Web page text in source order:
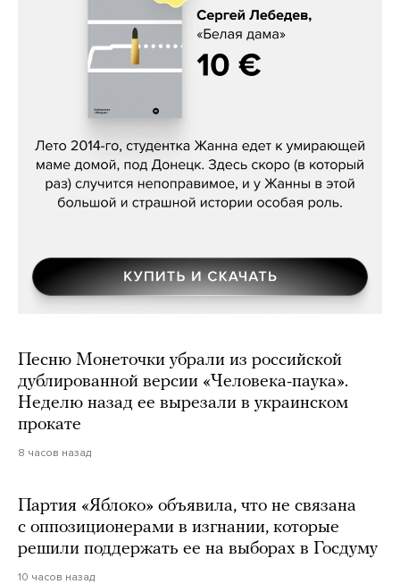
Сергей Лебедев, «Белая дама»
Песню Монеточки убрали из российской
дублированной версии «Человека-паука».
Неделю назад ее вырезали в украинском
прокате
8 часов назад
Партия «Яблоко» объявила, что не связана
с оппозиционерами в изгнании, которые
решили поддержать ее на выборах в Госдуму
10 часов назад